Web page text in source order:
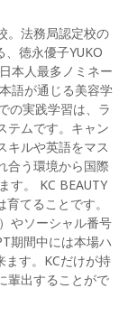
。法務局認定校の
徳永優子YUKO
本人最多ノミネー
語が通じる美容学
の実践学習は、ラ
テムです。キャン
キルや英語をマス
合う環境から国際
す。 KC BEAUTY
てることです。
やソーシャル番号
期間中には本場ハ
ます。KCだけが持
輩出することがで